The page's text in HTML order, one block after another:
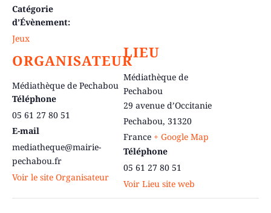
Catégorie
d’Évènement:
Jeux
ORGANISATEUR
Médiathèque de Pechabou
Téléphone
05 61 27 80 51
E-mail
mediatheque@mairie-
pechabou.fr
Voir le site Organisateur
LIEU
Médiathèque de
Pechabou
29 avenue d’Occitanie
Pechabou, 31320
France + Google Map
Téléphone
05 61 27 80 51
Voir Lieu site web